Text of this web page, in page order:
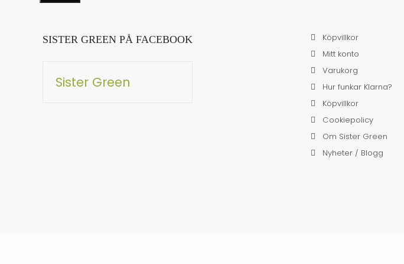
SISTER GREEN PÅ FACEBOOK
Sister Green
Köpvillkor
Mitt konto
Varukorg
Hur funkar Klarna?
Köpvillkor
Cookiepolicy
Om Sister Green
Nyheter / Blogg